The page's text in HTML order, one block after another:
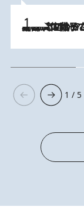
2026.8.5
【阿川佐和子さんの年とる力】なぜ70代で始めた趣味は“こんなに楽しい”のか？ ピアノ、俳句…スランプに陥っても続けられる“ある秘訣”とは
1 / 5